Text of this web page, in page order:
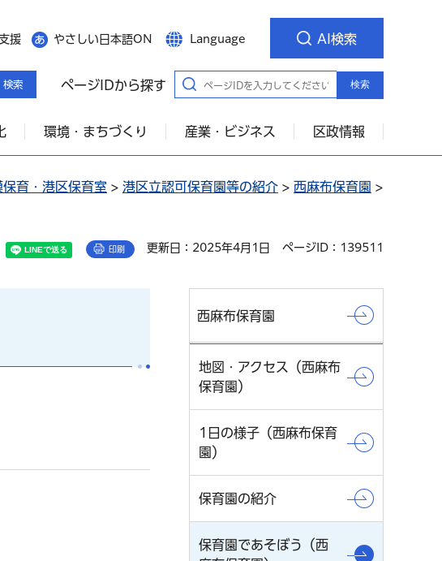
援 やさしい日本語ON Language AI検索
ページIDから探す 検索
環境・まちづくり 産業・ビジネス 区政情報
育・港区保育室 > 港区立認可保育園等の紹介 > 西麻布保育園 >
印刷 更新日：2025年4月1日 ページID：139511
西麻布保育園
地図・アクセス（西麻布
保育園）
1日の様子（西麻布保育
園）
保育園の紹介
保育園であそぼう（西